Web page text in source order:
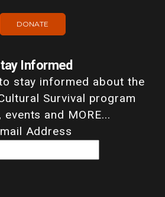
DONATE
Informed
stay informed about the
Survival program
events and MORE...
Address